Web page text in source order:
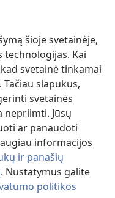
šioje svetainėje,
technologijas. Kai
svetainė tinkamai
slapukus,
svetainės
Jūsų
ar panaudoti
informacijos
ir panašių
. Nustatymus galite
politikos
specialistą. Jeigu įtariate,
sąlygos.
Society of Pennsylvania.